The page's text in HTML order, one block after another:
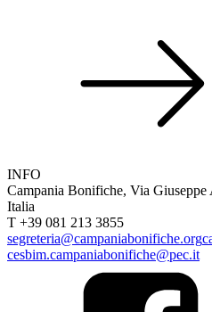
INFO
Campania Bonifiche, Via
Italia
T +39 081 213 3855
segreteria@campaniabonifiche.org
cesbim.campaniabonifiche@pec.it